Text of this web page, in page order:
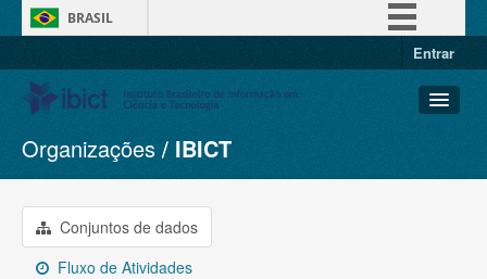
BRASIL
Entrar
Conjuntos de dados
Organizações
Grupos
Sobre
Organizações IBICT
Conjuntos de dados
Fluxo de Atividades